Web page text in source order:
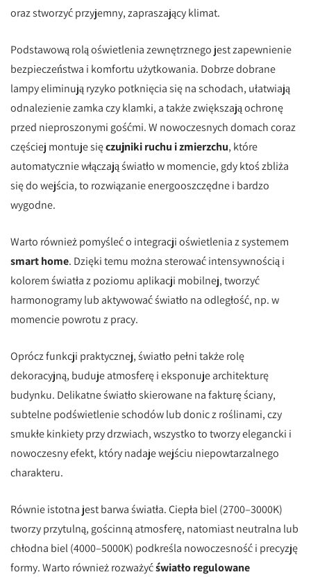
oraz stworzyć przyjemny, zapraszający klimat.
Podstawową rolą oświetlenia zewnętrznego jest zapewnienie
bezpieczeństwa i komfortu użytkowania. Dobrze dobrane
lampy eliminują ryzyko potknięcia się na schodach, ułatwiają
odnalezienie zamka czy klamki, a także zwiększają ochronę
przed nieproszonymi gośćmi. W nowoczesnych domach coraz
częściej montuje sięczujniki ruchu i zmierzchu, które
automatycznie włączają światło w momencie, gdy ktoś zbliża
się do wejścia, to rozwiązanie energooszczędne i bardzo
wygodne.
Warto również pomyśleć o integracji oświetlenia z systemem
smart home. Dzięki temu można sterować intensywnością i
kolorem światła z poziomu aplikacji mobilnej, tworzyć
harmonogramy lub aktywować światło na odległość, np. w
momencie powrotu z pracy.
Oprócz funkcji praktycznej, światło pełni także rolę
dekoracyjną, buduje atmosferę i eksponuje architekturę
budynku. Delikatne światło skierowane na fakturę ściany,
subtelne podświetlenie schodów lub donic z roślinami, czy
smukłe kinkiety przy drzwiach, wszystko to tworzy elegancki i
nowoczesny efekt, który nadaje wejściu niepowtarzalnego
charakteru.
Równie istotna jest barwa światła. Ciepła biel (2700–3000K)
tworzy przytulną, gościnną atmosferę, natomiast neutralna lub
chłodna biel (4000–5000K) podkreśla nowoczesność i precyzję
formy. Warto również rozważyćświatło regulowane